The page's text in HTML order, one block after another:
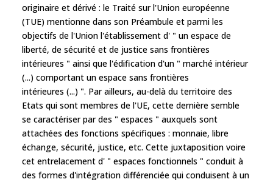
originaire et dérivé : le Traité sur l'Union européenne
(TUE) mentionne dans son Préambule et parmi les
objectifs de l'Union l'établissement d' " un espace de
liberté, de sécurité et de justice sans frontières
intérieures " ainsi que l'édification d'un " marché intérieur
(...) comportant un espace sans frontières
intérieures (...) ". Par ailleurs, au-delà du territoire des
Etats qui sont membres de l'UE, cette dernière semble
se caractériser par des " espaces " auxquels sont
attachées des fonctions spécifiques : monnaie, libre
échange, sécurité, justice, etc. Cette juxtaposition voire
cet entrelacement d' " espaces fonctionnels " conduit à
des formes d'intégration différenciée qui conduisent à un